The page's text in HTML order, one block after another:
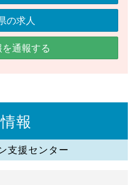
の求人
通報する
報
支援センター